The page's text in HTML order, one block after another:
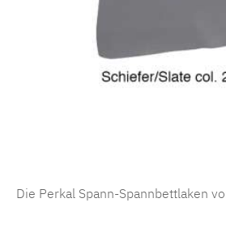
Die Perkal Spann-Spannbettlaken